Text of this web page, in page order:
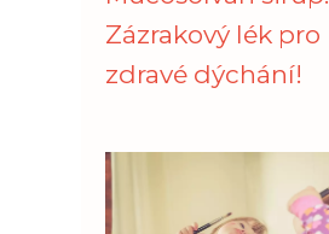
Zázrakový lék pro
zdravé dýchání!